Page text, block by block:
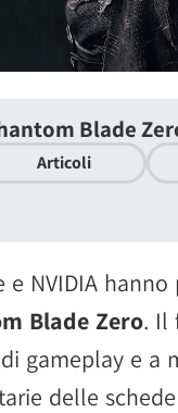
Blade
Articoli
e NVIDIA
Blade Zero. Il
gameplay e a
delle